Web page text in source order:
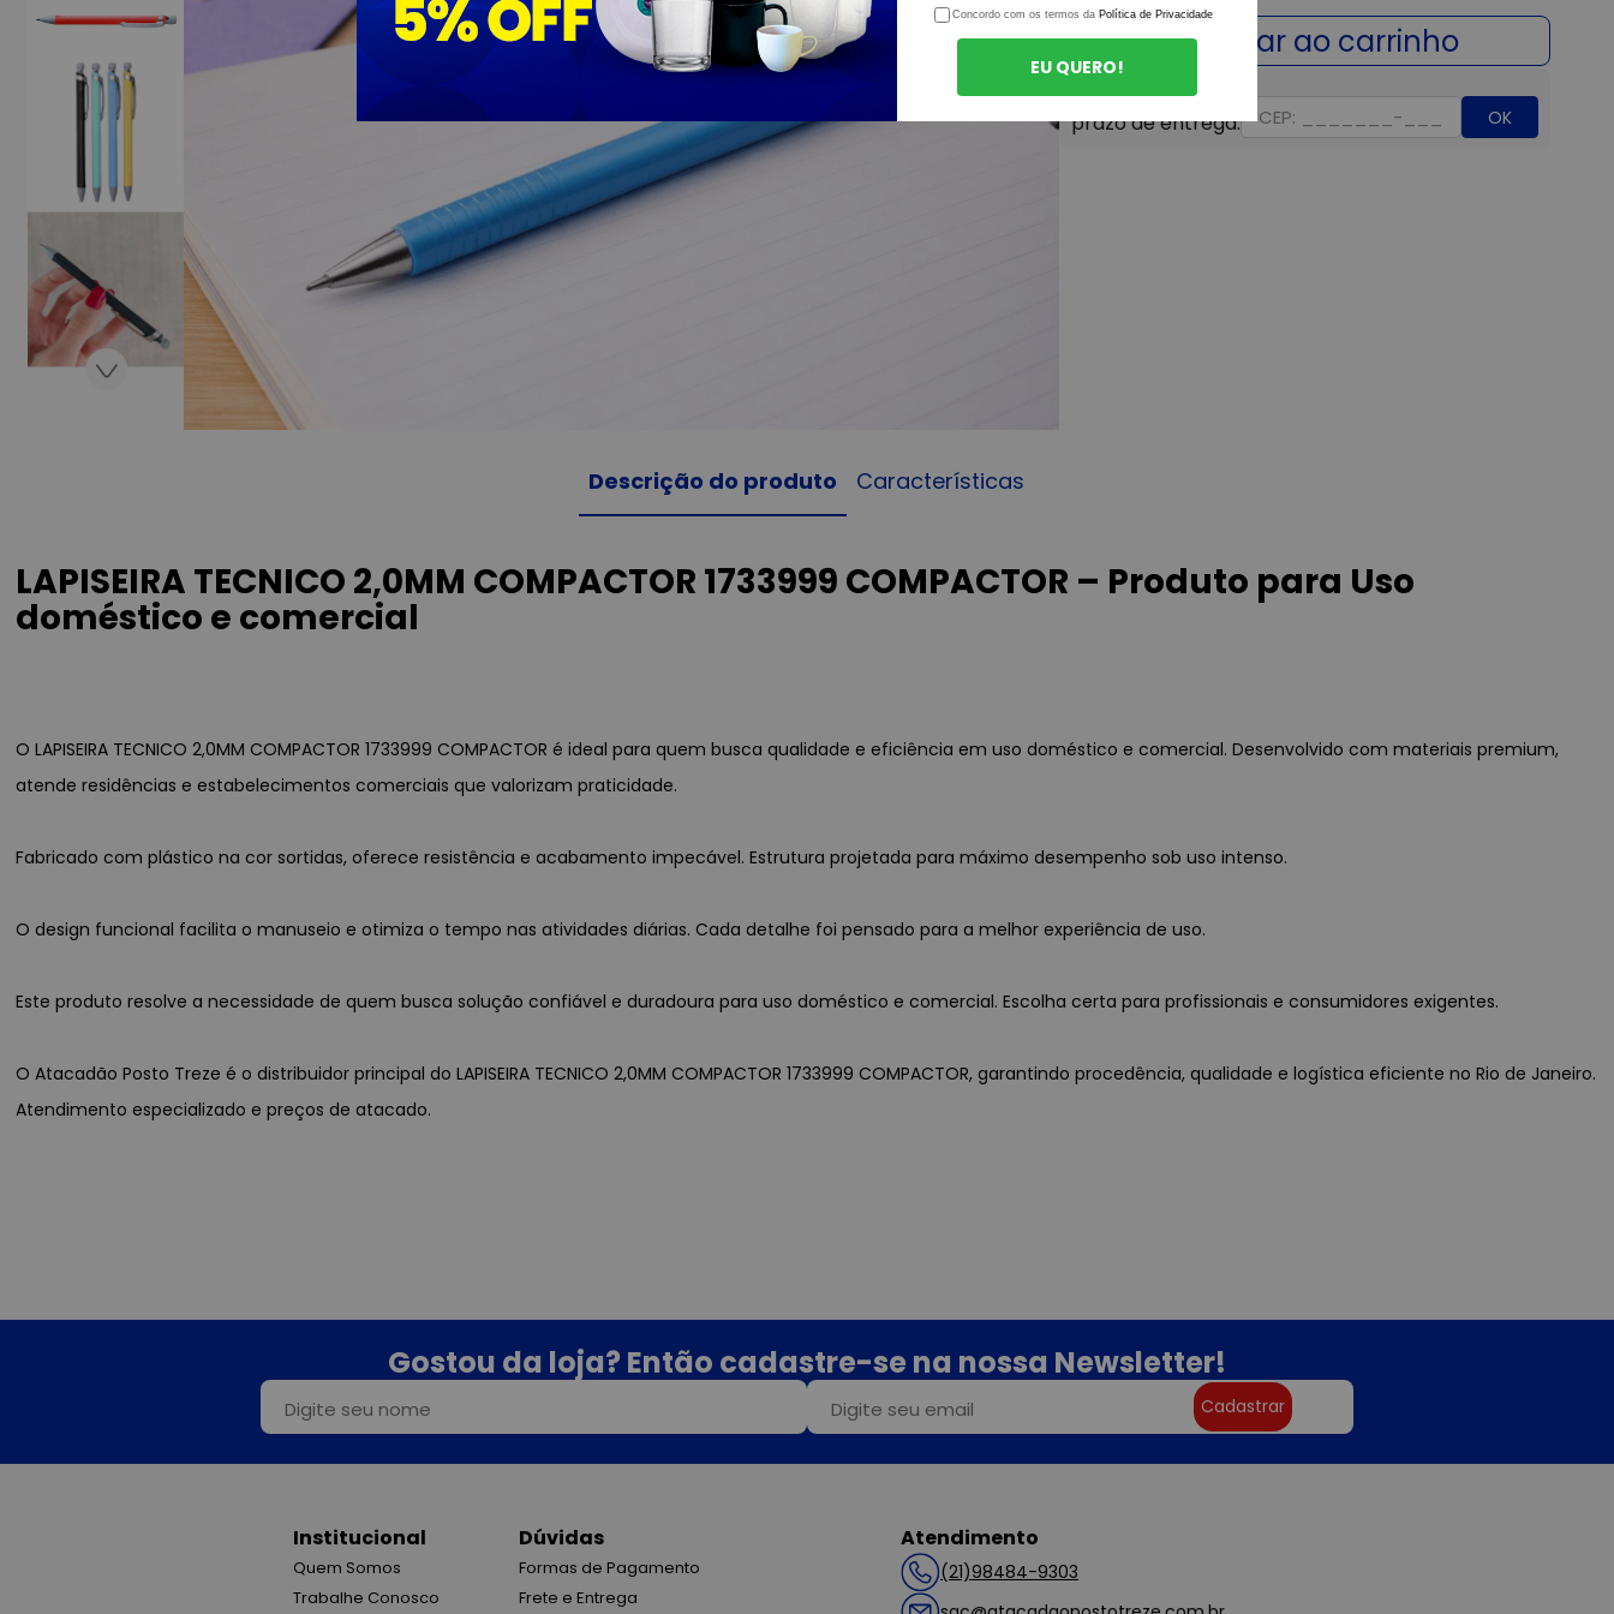
OK
Descrição do produto Características
LAPISEIRA TECNICO 2,0MM COMPACTOR 1733999 COMPACTOR – Produto para Uso
doméstico e comercial
O LAPISEIRA TECNICO 2,0MM COMPACTOR 1733999 COMPACTOR é ideal para quem busca qualidade e eficiência em uso doméstico e comercial. Desenvolvido com materiais premium,
atende residências e estabelecimentos comerciais que valorizam praticidade.
Fabricado com plástico na cor sortidas, oferece resistência e acabamento impecável. Estrutura projetada para máximo desempenho sob uso intenso.
O design funcional facilita o manuseio e otimiza o tempo nas atividades diárias. Cada detalhe foi pensado para a melhor experiência de uso.
Este produto resolve a necessidade de quem busca solução confiável e duradoura para uso doméstico e comercial. Escolha certa para profissionais e consumidores exigentes.
O Atacadão Posto Treze é o distribuidor principal do LAPISEIRA TECNICO 2,0MM COMPACTOR 1733999 COMPACTOR, garantindo procedência, qualidade e logística eficiente no Rio de Janeiro.
Atendimento especializado e preços de atacado.
Gostou da loja? Então cadastre-se na nossa Newsletter!
Cadastrar
Institucional
Quem Somos
Trabalhe Conosco
Dúvidas
Formas de Pagamento
Frete e Entrega
Atendimento
(21)98484-9303
Concordo com os termos da Política de Privacidade
EU QUERO!